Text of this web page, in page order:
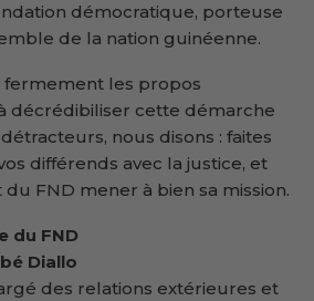
démocratique, porteuse
de la nation guinéenne.
fermement les propos
décrédibiliser cette démarche
nous disons : faites
différends avec la justice, et
FND mener à bien sa mission.
du FND
Diallo
des relations extérieures et